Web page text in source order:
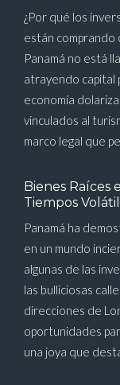
¿Por qué los
están comprando
Panamá no está
atrayendo capital
economía
vinculados al
marco legal que
Bienes Raíces
Tiempos
Panamá ha
en un mundo
algunas de las
las bulliciosas
direcciones de
oportunidades
una joya que